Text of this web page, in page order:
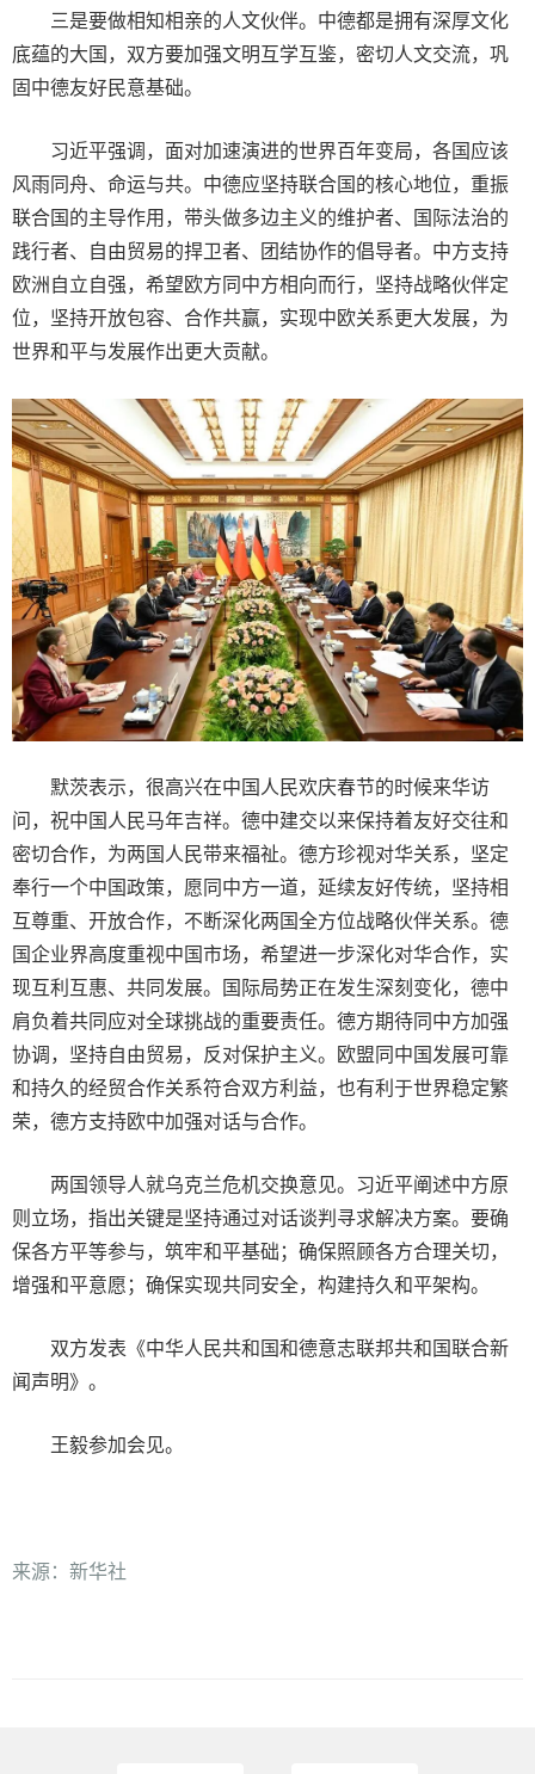
三是要做相知相亲的人文伙伴。中德都是拥有深厚文化
底蕴的大国，双方要加强文明互学互鉴，密切人文交流，巩
固中德友好民意基础。
习近平强调，面对加速演进的世界百年变局，各国应该
风雨同舟、命运与共。中德应坚持联合国的核心地位，重振
联合国的主导作用，带头做多边主义的维护者、国际法治的
践行者、自由贸易的捍卫者、团结协作的倡导者。中方支持
欧洲自立自强，希望欧方同中方相向而行，坚持战略伙伴定
位，坚持开放包容、合作共赢，实现中欧关系更大发展，为
世界和平与发展作出更大贡献。
默茨表示，很高兴在中国人民欢庆春节的时候来华访
问，祝中国人民马年吉祥。德中建交以来保持着友好交往和
密切合作，为两国人民带来福祉。德方珍视对华关系，坚定
奉行一个中国政策，愿同中方一道，延续友好传统，坚持相
互尊重、开放合作，不断深化两国全方位战略伙伴关系。德
国企业界高度重视中国市场，希望进一步深化对华合作，实
现互利互惠、共同发展。国际局势正在发生深刻变化，德中
肩负着共同应对全球挑战的重要责任。德方期待同中方加强
协调，坚持自由贸易，反对保护主义。欧盟同中国发展可靠
和持久的经贸合作关系符合双方利益，也有利于世界稳定繁
荣，德方支持欧中加强对话与合作。
两国领导人就乌克兰危机交换意见。习近平阐述中方原
则立场，指出关键是坚持通过对话谈判寻求解决方案。要确
保各方平等参与，筑牢和平基础；确保照顾各方合理关切，
增强和平意愿；确保实现共同安全，构建持久和平架构。
双方发表《中华人民共和国和德意志联邦共和国联合新
闻声明》。
王毅参加会见。
来源：新华社